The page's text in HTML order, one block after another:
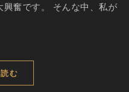
奮です。 そんな中、私が
む